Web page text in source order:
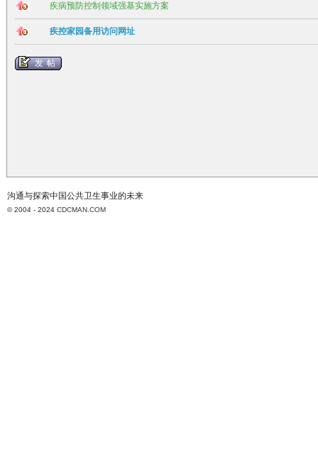
疾病预防控制领域强基实施方案
疾控家园备用访问网址
发帖
沟通与探索中国公共卫生事业的未来
© 2004 - 2024 CDCMAN.COM